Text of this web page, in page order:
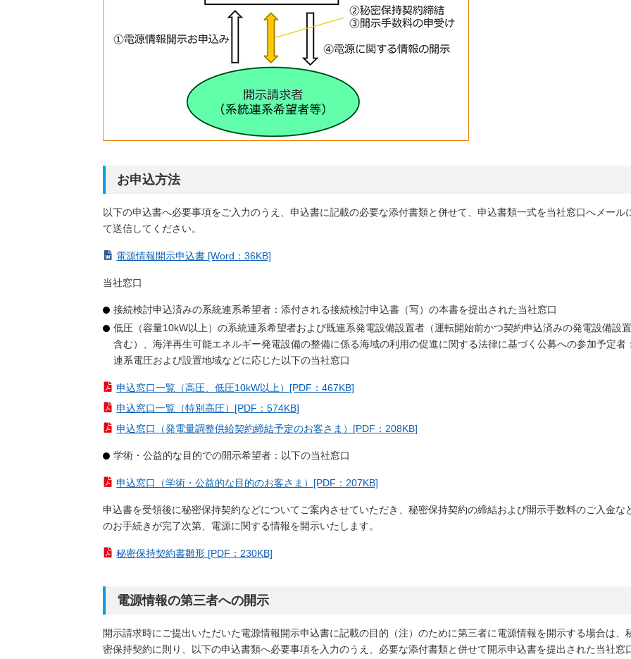
お申込方法
以下の申込書へ必要事項をご入力のうえ、申込書に記載の必要な添付書類と併せて、申込書類一式を当社窓口へメール
て送信してください。
電源情報開示申込書 [Word：36KB]
当社窓口
接続検討申込済みの系統連系希望者：添付される接続検討申込書（写）の本書を提出された当社窓口
低圧（容量10kW以上）の系統連系希望者および既連系発電設備設置者（運転開始前かつ契約申込済みの発電設備設
含む）、海洋再生可能エネルギー発電設備の整備に係る海域の利用の促進に関する法律に基づく公募への参加予定者
連系電圧および設置地域などに応じた以下の当社窓口
申込窓口一覧（高圧、低圧10kW以上）[PDF：467KB]
申込窓口一覧（特別高圧）[PDF：574KB]
申込窓口（発電量調整供給契約締結予定のお客さま）[PDF：208KB]
学術・公益的な目的での開示希望者：以下の当社窓口
申込窓口（学術・公益的な目的のお客さま）[PDF：207KB]
申込書を受領後に秘密保持契約などについてご案内させていただき、秘密保持契約の締結および開示手数料のご入金な
のお手続きが完了次第、電源に関する情報を開示いたします。
秘密保持契約書雛形 [PDF：230KB]
電源情報の第三者への開示
開示請求時にご提出いただいた電源情報開示申込書に記載の目的（注）のために第三者に電源情報を開示する場合は、
密保持契約に則り、以下の申込書類へ必要事項を入力のうえ、必要な添付書類と併せて開示申込書を提出された当社窓